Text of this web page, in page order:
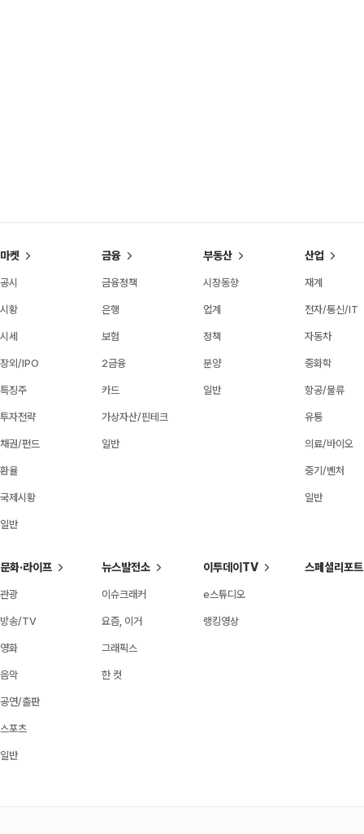
마켓
공시
시황
시세
장외/IPO
특징주
투자전략
채권/펀드
환율
국제시황
일반
금융
금융정책
은행
보험
2금융
카드
가상자산/핀테크
일반
부동산
시장동향
업계
정책
분양
일반
산업
재계
전자/통신/IT
자동차
중화학
항공/물류
유통
의료/바이오
중기/벤처
일반
문화·라이프
관광
방송/TV
영화
음악
공연/출판
스포츠
일반
뉴스발전소
이슈크래커
요즘, 이거
그래픽스
한 컷
이투데이TV
e스튜디오
랭킹영상
스페셜리포트